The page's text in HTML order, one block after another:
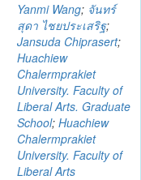
Yanmi Wang; จันทร์
สุดา ไชยประเสริฐ;
Jansuda Chiprasert;
Huachiew
Chalermprakiet
University. Faculty of
Liberal Arts. Graduate
School; Huachiew
Chalermprakiet
University. Faculty of
Liberal Arts